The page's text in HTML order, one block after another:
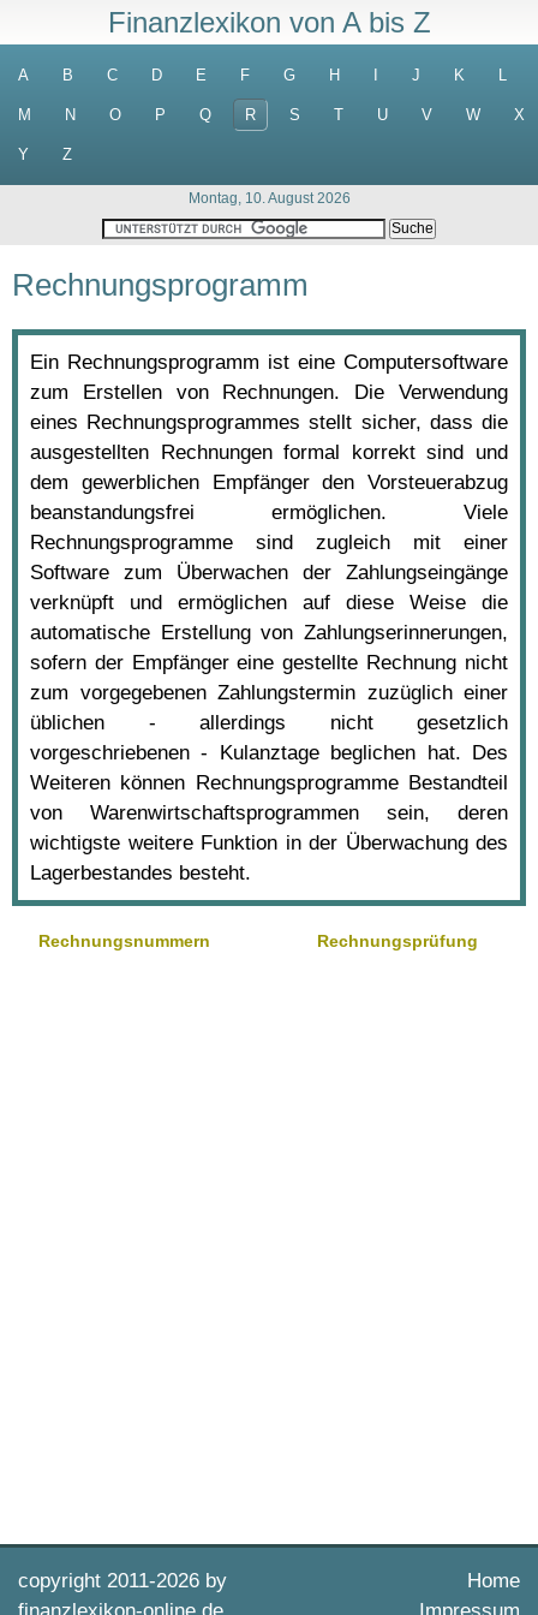
Finanzlexikon von A bis Z
A B C D E F G H J K L
M N O P Q R S T U V W X
Y Z
Montag, 10. August 2026
Rechnungsprogramm
Ein Rechnungsprogramm ist eine Computersoftware
zum Erstellen von Rechnungen. Die Verwendung
eines Rechnungsprogrammes stellt sicher, dass die
ausgestellten Rechnungen formal korrekt sind und
dem gewerblichen Empfänger den Vorsteuerabzug
beanstandungsfrei ermöglichen. Viele
Rechnungsprogramme sind zugleich mit einer
Software zum Überwachen der Zahlungseingänge
verknüpft und ermöglichen auf diese Weise die
automatische Erstellung von Zahlungserinnerungen,
sofern der Empfänger eine gestellte Rechnung nicht
zum vorgegebenen Zahlungstermin zuzüglich einer
üblichen - allerdings nicht gesetzlich
vorgeschriebenen - Kulanztage beglichen hat. Des
Weiteren können Rechnungsprogramme Bestandteil
von Warenwirtschaftsprogrammen sein, deren
wichtigste weitere Funktion in der Überwachung des
Lagerbestandes besteht.
Rechnungsnummern Rechnungsprüfung
copyright 2011-2026 by
Home